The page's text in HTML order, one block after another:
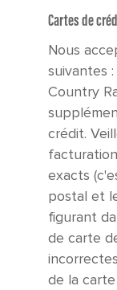
Cartes de
Nous
suivantes
Country
crédit.
exacts
postal et
figurant
de carte
de la